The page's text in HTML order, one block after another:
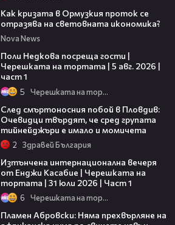
Как кризата в Ормузкия проток се
отразява на световната икономика?
Nova News
Поли Недкова посреща гости |
Черешката на тортата | 5 авг. 2026 |
част 1
5 Черешката на тортата
След смъртоносния побой в Пловдив:
Очевидци твърдят, че сред групата
тийнейджъри е имало и момичета
2 Здравей България
Изтънчена интернационална вечеря
от Енджи Касабие | Черешката на
тортата | 31 юли 2026 | Част 1
6 Черешката на тортата
Пламен Абровски: Няма прехвърляне на